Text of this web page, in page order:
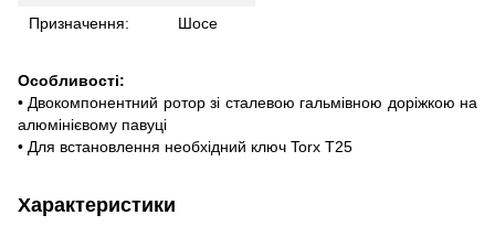
Призначення:
Шосе
Особливості:
• Двокомпонентний ротор зі сталевою гальмівною доріжкою на
алюмінієвому павуці
• Для встановлення необхідний ключ Torx T25
Характеристики